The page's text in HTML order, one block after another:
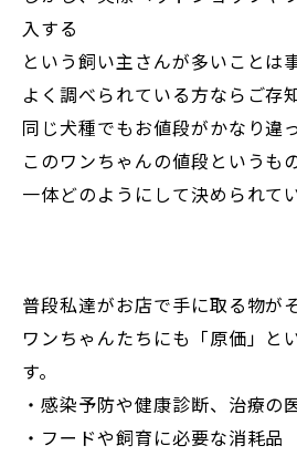
入する
という飼い主さんが多いことは
よく調べられている方ならご存
同じ犬種でもお値段がかなり違
このワンちゃんの値段というも
一体どのようにして決められて
普段私達がお店で手に取る物が
ワンちゃんたちにも「原価」と
す。
・感染予防や健康診断、治療の
・フードや飼育に必要な消耗品